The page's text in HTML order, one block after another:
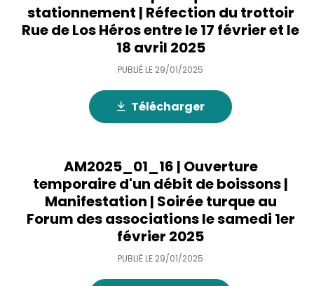
stationnement | Réfection du trottoir
Rue de Los Héros entre le 17 février et le
18 avril 2025
PUBLIÉ LE 29/01/2025
Télécharger
AM2025_01_16 | Ouverture
temporaire d'un débit de boissons |
Manifestation | Soirée turque au
Forum des associations le samedi 1er
février 2025
PUBLIÉ LE 29/01/2025